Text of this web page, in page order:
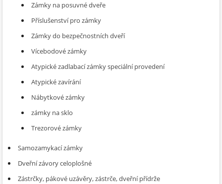
Zámky na posuvné dveře
Příslušenství pro zámky
Zámky do bezpečnostních dveří
Vícebodové zámky
Atypické zadlabací zámky speciální provedení
Atypické zavírání
Nábytkové zámky
zámky na sklo
Trezorové zámky
Samozamykací zámky
Dveřní závory celoplošné
Zástrčky, pákové uzávěry, zástrče, dveřní přídrže